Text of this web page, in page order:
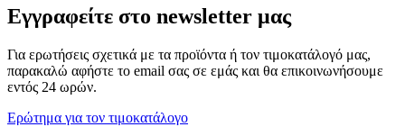
Εγγραφείτε στο newsletter μας
Για ερωτήσεις σχετικά με τα προϊόντα ή τον τιμοκατάλογό μας,
παρακαλώ αφήστε το email σας σε εμάς και θα επικοινωνήσουμε
εντός 24 ωρών.
Ερώτημα για τον τιμοκατάλογο